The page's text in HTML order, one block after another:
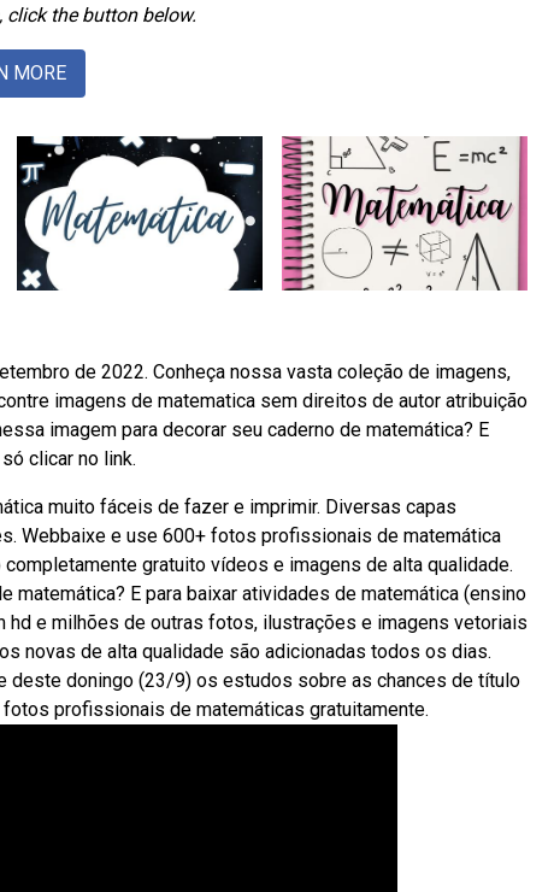
the button below.
MORE
de 2022. Conheça nossa vasta coleção de imagens,
imagens de matematica sem direitos de autor atribuição
imagem para decorar seu caderno de matemática? E
clicar no link.
muito fáceis de fazer e imprimir. Diversas capas
Webbaixe e use 600+ fotos profissionais de matemática
gratuito vídeos e imagens de alta qualidade.
matemática? E para baixar atividades de matemática (ensino
hd e milhões de outras fotos, ilustrações e imagens vetoriais
novas de alta qualidade são adicionadas todos os dias.
deste doningo (23/9) os estudos sobre as chances de título
profissionais de matemáticas gratuitamente.